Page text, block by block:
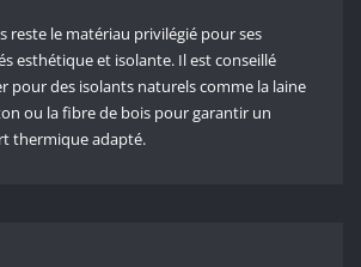
reste le matériau privilégié pour ses
esthétique et isolante. Il est conseillé
pour des isolants naturels comme la laine
ou la fibre de bois pour garantir un
thermique adapté.